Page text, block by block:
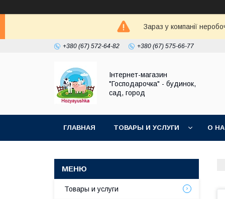
Зараз у компанії
+380 (67) 572-64-82 +380 (67) 575-66-77
Інтернет-магазин
"Господарочка" - будинок,
сад, город
ГЛАВНАЯ ТОВАРЫ И УСЛУГИ О
Товары и услуги